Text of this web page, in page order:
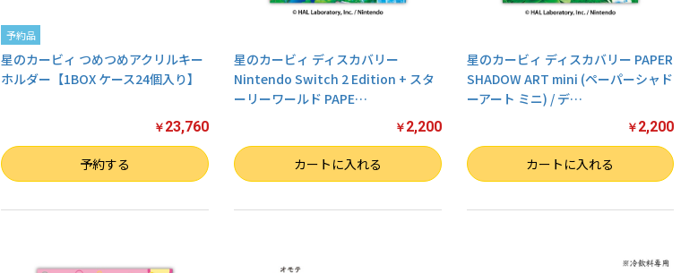
予約品
星のカービィ つめつめアクリルキー
ホルダー【1BOX ケース24個入り】
￥ 23,760
数量 予約する
星のカービィ ディスカバリー
Nintendo Switch 2 Edition + スタ
ーリーワールド PAPE…
￥ 2,200
数量 カートに入れる
星のカービィ ディスカバリー PAPER
SHADOW ART mini (ペーパーシャド
ーアート ミニ) / デ…
￥ 2,200
数量 カートに入れる